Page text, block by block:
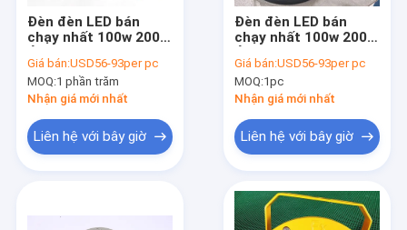
Đèn đèn LED bán
chạy nhất 100w 200w
nhà máy 120lm / w
Nhà sản xuất đèn
chống nổ
Giá bán:USD56-93per pc
MOQ:1 phần trăm
Nhận giá mới nhất
Liên hệ với bây giờ
Đèn đèn LED bán
chạy nhất 100w 200w
nhà máy 120lm / w
Nhà sản xuất đèn
chống nổ
Giá bán:USD56-93per pc
MOQ:1pc
Nhận giá mới nhất
Liên hệ với bây giờ